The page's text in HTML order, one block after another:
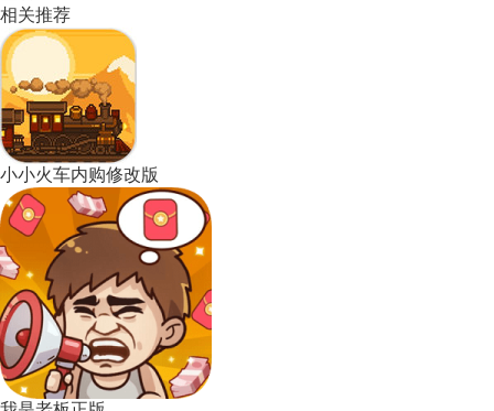
相关推荐
小小火车内购修改版